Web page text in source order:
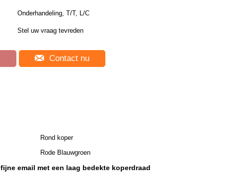
Onderhandeling, T/T, L/C
Stel uw vraag tevreden
Contact nu
Rond koper
Rode Blauwgroen
fijne email met een laag bedekte koperdraad